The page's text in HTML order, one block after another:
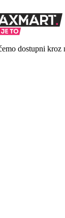
dostupni kroz